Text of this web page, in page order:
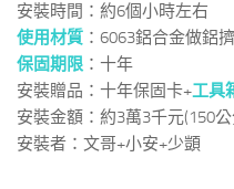
安裝時間：約6個小時左右
使用材質 ：6063鋁合金做鋁
保固期限 ：十年
安裝贈品：十年保固卡+工具
安裝金額：約3萬3千元(150
安裝者：文哥+小安+少顗